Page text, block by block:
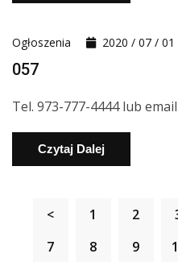
Ogłoszenia 2020 / 07 / 01
057
Tel. 973-777-4444 lub
Czytaj Dalej
< 1 2
7
8 9